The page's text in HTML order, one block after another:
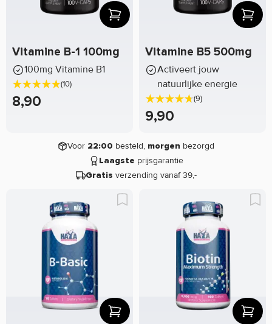
Vitamine B-1 100mg
100mg Vitamine B1
(10)
8,90
Vitamine B5 500mg
Activeert jouw
natuurlijke energie
(9)
9,90
Voor 22:00 besteld, morgen bezorgd
Laagste prijsgarantie
Gratis verzending vanaf 39,-